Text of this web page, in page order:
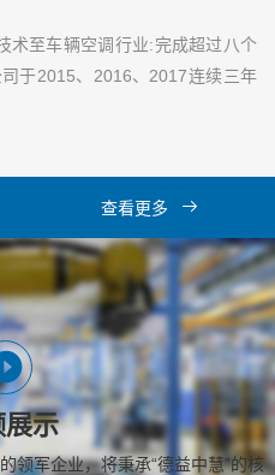
术至车辆空调行业:完成超过八个
于2015、2016、2017连续三年
查看更多
示
领军企业，将秉承“德益中慧”的核